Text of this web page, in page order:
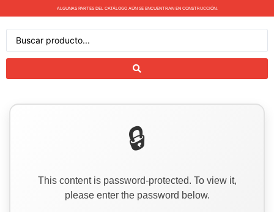
ALGUNAS PARTES DEL CATÁLOGO AÚN SE ENCUENTRAN EN CONSTRUCCIÓN.
This content is password-protected. To view it,
please enter the password below.